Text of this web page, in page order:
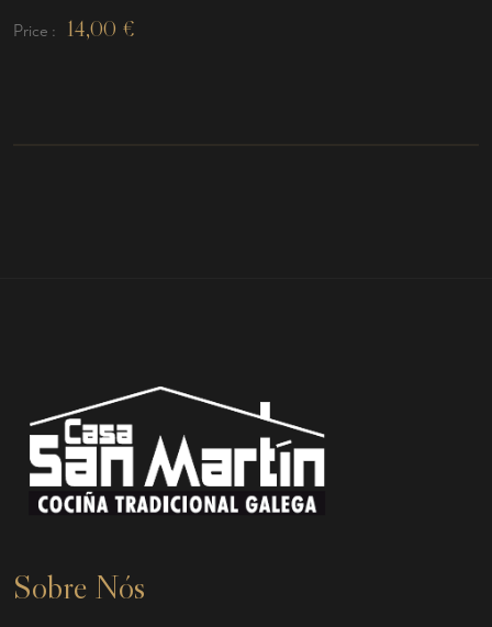
Price : 14,00 €
Sobre Nós